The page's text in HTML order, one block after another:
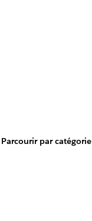
Parcourir par catégorie